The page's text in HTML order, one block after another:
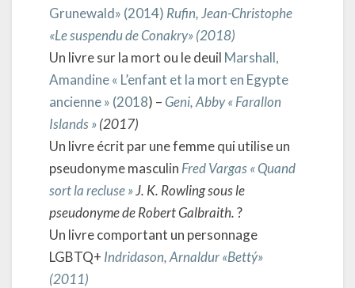
Grunewald» (2014) Rufin, Jean-Christophe
«Le suspendu de Conakry» (2018)
Un livre sur la mort ou le deuil Marshall,
Amandine « L’enfant et la mort en Egypte
ancienne » (2018) – Geni, Abby « Farallon
Islands »(2017)
Un livre écrit par une femme qui utilise un
pseudonyme masculin Fred Vargas « Quand
sort la recluse »J. K. Rowling sous le
pseudonyme de Robert Galbraith.?
Un livre comportant un personnage
LGBTQ+ Indridason, Arnaldur «Bettý»
(2011)